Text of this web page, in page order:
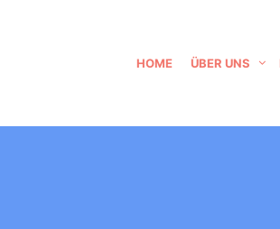
HOME ÜBER UNS